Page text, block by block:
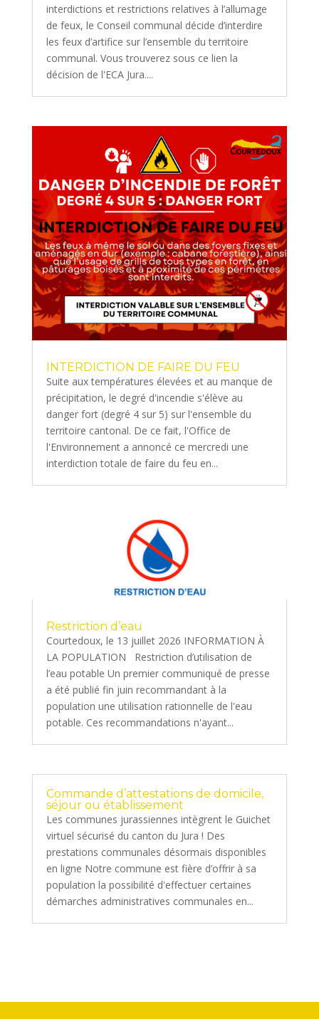
interdictions et restrictions relatives à l’allumage
de feux, le Conseil communal décide d’interdire
les feux d’artifice sur l’ensemble du territoire
communal. Vous trouverez sous ce lien la
décision de l'ECA Jura....
INTERDICTION DE FAIRE DU FEU
Suite aux températures élevées et au manque de
précipitation, le degré d'incendie s'élève au
danger fort (degré 4 sur 5) sur l'ensemble du
territoire cantonal. De ce fait, l'Office de
l'Environnement a annoncé ce mercredi une
interdiction totale de faire du feu en...
Restriction d’eau
Courtedoux, le 13 juillet 2026 INFORMATION À
LA POPULATION Restriction d’utilisation de
l’eau potable Un premier communiqué de presse
a été publié fin juin recommandant à la
population une utilisation rationnelle de l'eau
potable. Ces recommandations n'ayant...
Commande d’attestations de domicile,
séjour ou établissement
Les communes jurassiennes intègrent le Guichet
virtuel sécurisé du canton du Jura ! Des
prestations communales désormais disponibles
en ligne Notre commune est fière d’offrir à sa
population la possibilité d'effectuer certaines
démarches administratives communales en...